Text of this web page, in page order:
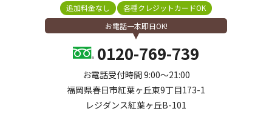
追加料金なし
各種クレジットカードOK
お電話一本即日OK!
0120-769-739
お電話受付時間 9:00～21:00
福岡県春日市紅葉ヶ丘東9丁目173-1
レジダンス紅葉ヶ丘B-101